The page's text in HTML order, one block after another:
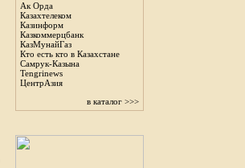
Ак Орда
Казахтелеком
Казинформ
Казкоммерцбанк
КазМунайГаз
Кто есть кто в Казахстане
Самрук-Казына
Tengrinews
ЦентрАзия
в каталог >>>